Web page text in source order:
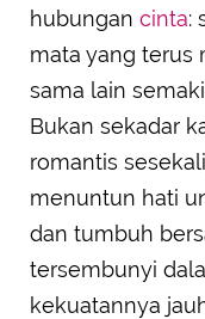
Memberi Solusi
Menghormati
Mencoba
Membiarkan
Meredupkan
Membangun
Menunjukkan
Memberi Ruang
Mengikat dengan
hubungan cinta:
mata yang terus
sama lain
Bukan sekadar
romantis
menuntun hati
dan tumbuh
tersembunyi
kekuatannya